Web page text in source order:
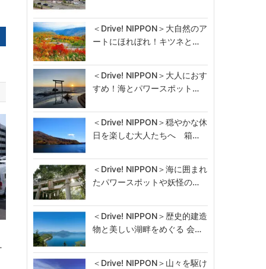
＜Drive! NIPPON＞大自然のア
ートにほれぼれ！キツネと…
＜Drive! NIPPON＞大人におす
すめ！海とパワースポット…
＜Drive! NIPPON＞穏やかな休
日を楽しむ大人たちへ 箱…
＜Drive! NIPPON＞海に囲まれ
たパワースポットや妖怪の…
＜Drive! NIPPON＞歴史的建造
物と美しい湖畔をめぐる 会…
＜Drive! NIPPON＞山々を駆け